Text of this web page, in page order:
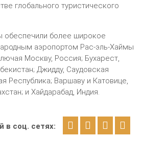
глобального туристического
более широкое
аэропортом Рас-эль-Хаймы
Москву, Россия; Бухарест,
Джидду, Саудовская
Республика; Варшаву и Катовице,
и Хайдарабад, Индия.
в соц. сетях: